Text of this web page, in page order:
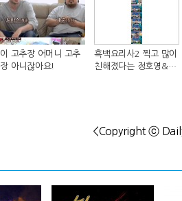
이 고추장 어머니 고추
장 아니잖아요!
흑백요리사2 찍고 많이
친해졌다는 정호영&샘
<Copyright ⓒ